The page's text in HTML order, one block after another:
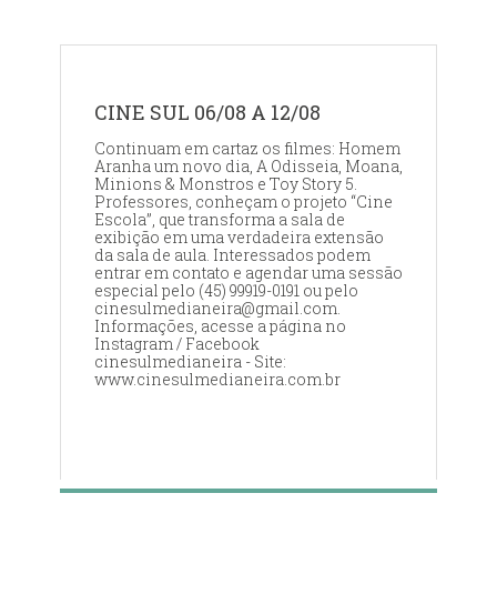
CINE SUL 06/08 A 12/08
Continuam em cartaz os filmes: Homem
Aranha um novo dia, A Odisseia, Moana,
Minions & Monstros e Toy Story 5.
Professores, conheçam o projeto “Cine
Escola”, que transforma a sala de
exibição em uma verdadeira extensão
da sala de aula. Interessados podem
entrar em contato e agendar uma sessão
especial pelo (45) 99919-0191 ou pelo
cinesulmedianeira@gmail.com.
Informações, acesse a página no
Instagram / Facebook
cinesulmedianeira - Site:
www.cinesulmedianeira.com.br